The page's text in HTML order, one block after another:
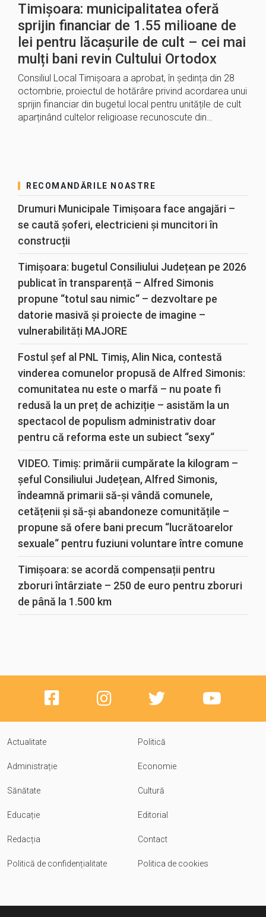
Timișoara: municipalitatea oferă
sprijin financiar de 1.55 milioane de
lei pentru lăcașurile de cult – cei mai
mulți bani revin Cultului Ortodox
Consiliul Local Timișoara a aprobat, în ședința din 28
octombrie, proiectul de hotărâre privind acordarea unui
sprijin financiar din bugetul local pentru unitățile de cult
aparținând cultelor religioase recunoscute din…
RECOMANDĂRILE NOASTRE
Drumuri Municipale Timișoara face angajări –
se caută șoferi, electricieni și muncitori în
construcții
Timișoara: bugetul Consiliului Județean pe 2026
publicat în transparență – Alfred Simonis
propune “totul sau nimic“ – dezvoltare pe
datorie masivă și proiecte de imagine –
vulnerabilități MAJORE
Fostul șef al PNL Timiș, Alin Nica, contestă
vinderea comunelor propusă de Alfred Simonis:
comunitatea nu este o marfă – nu poate fi
redusă la un preț de achiziție – asistăm la un
spectacol de populism administrativ doar
pentru că reforma este un subiect “sexy“
VIDEO. Timiș: primării cumpărate la kilogram –
șeful Consiliului Județean, Alfred Simonis,
îndeamnă primarii să-și vândă comunele,
cetățenii și să-și abandoneze comunitățile –
propune să ofere bani precum “lucrătoarelor
sexuale“ pentru fuziuni voluntare între comune
Timișoara: se acordă compensații pentru
zboruri întârziate – 250 de euro pentru zboruri
de până la 1.500 km
Actualitate Politică
Administrație Economie
Sănătate Cultură
Educație Editorial
Redacția Contact
Politică de confidențialitate Politica de cookies